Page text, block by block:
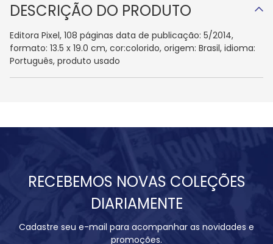
DESCRIÇÃO DO PRODUTO
Editora Pixel, 108 páginas data de publicação: 5/2014,
formato: 13.5 x 19.0 cm, cor:colorido, origem: Brasil, idioma:
Português, produto usado
RECEBEMOS NOVAS COLEÇÕES
DIARIAMENTE
Cadastre seu e-mail para acompanhar as novidades e
promoções.